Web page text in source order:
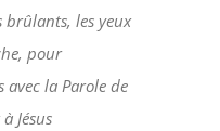
brûlants, les yeux
pour
la Parole de
Jésus